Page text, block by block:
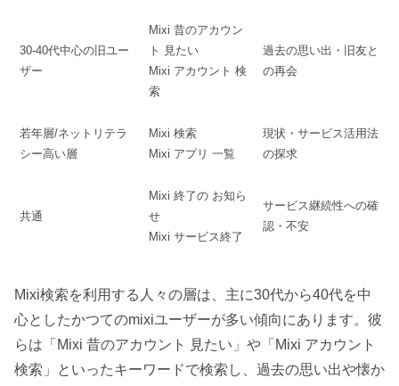
30-40代中心の旧ユー
ザー
Mixi 昔のアカウン
ト 見たい
Mixi アカウント 検
索
過去の思い出・旧友と
の再会
若年層/ネットリテラ
シー高い層
Mixi 検索
Mixi アプリ 一覧
現状・サービス活用法
の探求
共通
Mixi 終了の お知ら
せ
Mixi サービス終了
サービス継続性への確
認・不安
Mixi検索を利用する人々の層は、主に30代から40代を中
心としたかつてのmixiユーザーが多い傾向にあります。彼
らは「Mixi 昔のアカウント 見たい」や「Mixi アカウント
検索」といったキーワードで検索し、過去の思い出や懐か